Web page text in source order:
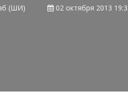
(ШИ) 02 октября 2013